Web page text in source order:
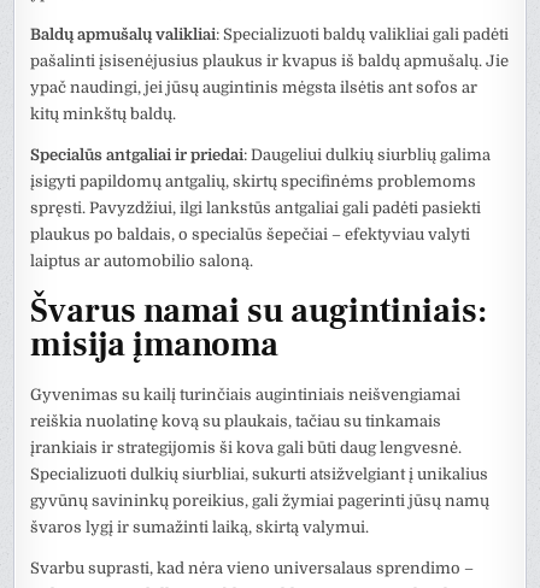
Baldų apmušalų valikliai: Specializuoti baldų valikliai gali padėti
pašalinti įsisenėjusius plaukus ir kvapus iš baldų apmušalų. Jie
ypač naudingi, jei jūsų augintinis mėgsta ilsėtis ant sofos ar
kitų minkštų baldų.
Specialūs antgaliai ir priedai: Daugeliui dulkių siurblių galima
įsigyti papildomų antgalių, skirtų specifinėms problemoms
spręsti. Pavyzdžiui, ilgi lankstūs antgaliai gali padėti pasiekti
plaukus po baldais, o specialūs šepečiai – efektyviau valyti
laiptus ar automobilio saloną.
Švarus namai su augintiniais:
misija įmanoma
Gyvenimas su kailį turinčiais augintiniais neišvengiamai
reiškia nuolatinę kovą su plaukais, tačiau su tinkamais
įrankiais ir strategijomis ši kova gali būti daug lengvesnė.
Specializuoti dulkių siurbliai, sukurti atsižvelgiant į unikalius
gyvūnų savininkų poreikius, gali žymiai pagerinti jūsų namų
švaros lygį ir sumažinti laiką, skirtą valymui.
Svarbu suprasti, kad nėra vieno universalaus sprendimo –